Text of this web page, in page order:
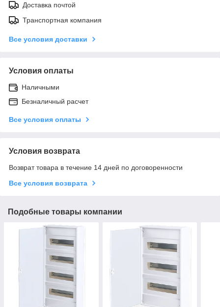
Доставка почтой
Транспортная компания
Все условия доставки
Условия оплаты
Наличными
Безналичный расчет
Все условия оплаты
Условия возврата
Возврат товара в течение 14 дней по договоренности
Все условия возврата
Подобные товары компании